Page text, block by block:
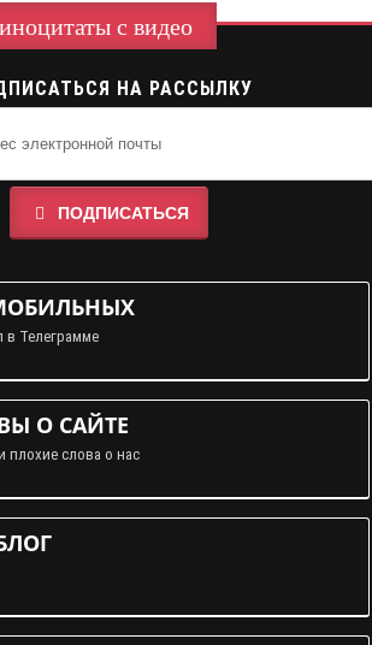
с видео
НА РАССЫЛКУ
ПОДПИСАТЬСЯ
в Телеграмме
О САЙТЕ
плохие слова о нас